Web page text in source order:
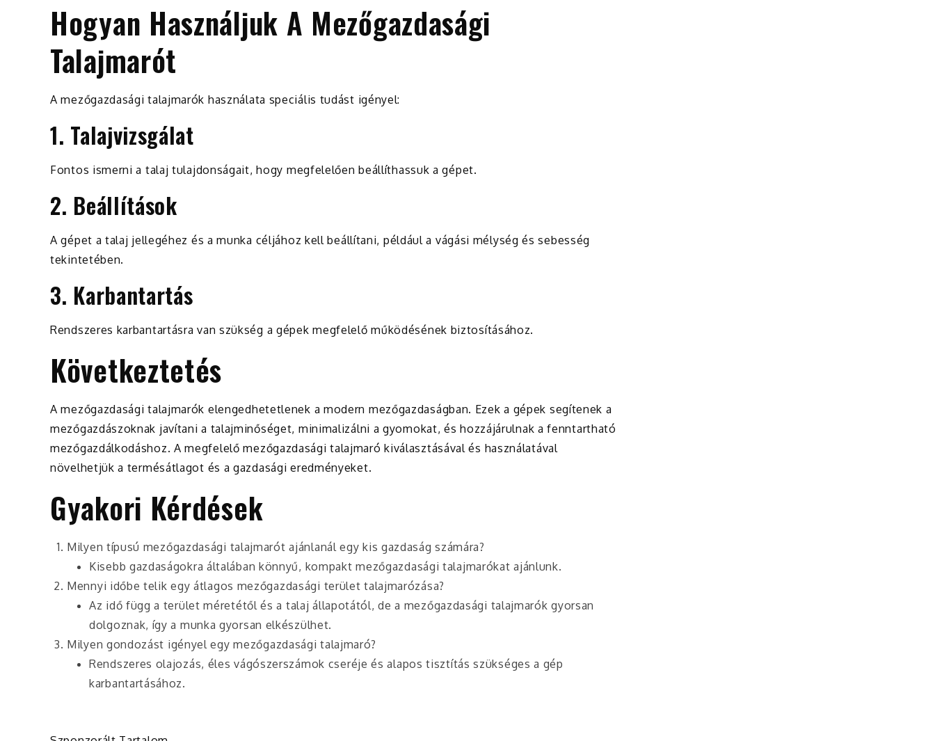
Hogyan Használjuk A Mezőgazdasági
Talajmarót
A mezőgazdasági talajmarók használata speciális tudást igényel:
1. Talajvizsgálat
Fontos ismerni a talaj tulajdonságait, hogy megfelelően beállíthassuk a gépet.
2. Beállítások
A gépet a talaj jellegéhez és a munka céljához kell beállítani, például a vágási mélység és sebesség
tekintetében.
3. Karbantartás
Rendszeres karbantartásra van szükség a gépek megfelelő működésének biztosításához.
Következtetés
A mezőgazdasági talajmarók elengedhetetlenek a modern mezőgazdaságban. Ezek a gépek segítenek a
mezőgazdászoknak javítani a talajminőséget, minimalizálni a gyomokat, és hozzájárulnak a fenntartható
mezőgazdálkodáshoz. A megfelelő mezőgazdasági talajmaró kiválasztásával és használatával
növelhetjük a termésátlagot és a gazdasági eredményeket.
Gyakori Kérdések
Milyen típusú mezőgazdasági talajmarót ajánlanál egy kis gazdaság számára?
Kisebb gazdaságokra általában könnyű, kompakt mezőgazdasági talajmarókat ajánlunk.
Mennyi időbe telik egy átlagos mezőgazdasági terület talajmarózása?
Az idő függ a terület méretétől és a talaj állapotától, de a mezőgazdasági talajmarók gyorsan
dolgoznak, így a munka gyorsan elkészülhet.
Milyen gondozást igényel egy mezőgazdasági talajmaró?
Rendszeres olajozás, éles vágószerszámok cseréje és alapos tisztítás szükséges a gép
karbantartásához.